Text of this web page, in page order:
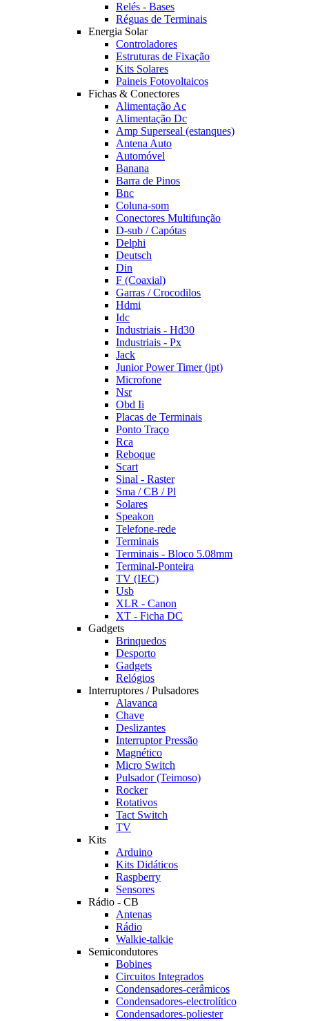
Relés - Bases
Réguas de Terminais
Energia Solar
Controladores
Estruturas de Fixação
Kits Solares
Paineis Fotovoltaicos
Fichas & Conectores
Alimentação Ac
Alimentação Dc
Amp Superseal (estanques)
Antena Auto
Automóvel
Banana
Barra de Pinos
Bnc
Coluna-som
Conectores Multifunção
D-sub / Capótas
Delphi
Deutsch
Din
F (Coaxial)
Garras / Crocodilos
Hdmi
Idc
Industriais - Hd30
Industriais - Px
Jack
Junior Power Timer (jpt)
Microfone
Nsr
Obd Ii
Placas de Terminais
Ponto Traço
Rca
Reboque
Scart
Sinal - Raster
Sma / CB / Pl
Solares
Speakon
Telefone-rede
Terminais
Terminais - Bloco 5.08mm
Terminal-Ponteira
TV (IEC)
Usb
XLR - Canon
XT - Ficha DC
Gadgets
Brinquedos
Desporto
Gadgets
Relógios
Interruptores / Pulsadores
Alavanca
Chave
Deslizantes
Interruptor Pressão
Magnético
Micro Switch
Pulsador (Teimoso)
Rocker
Rotativos
Tact Switch
TV
Kits
Arduino
Kits Didáticos
Raspberry
Sensores
Rádio - CB
Antenas
Rádio
Walkie-talkie
Semicondutores
Bobines
Circuitos Integrados
Condensadores-cerâmicos
Condensadores-electrolítico
Condensadores-poliester